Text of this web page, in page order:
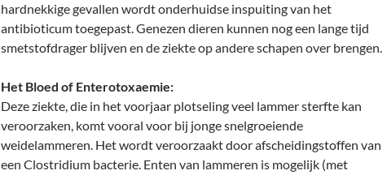
hardnekkige gevallen wordt onderhuidse inspuiting van het
antibioticum toegepast. Genezen dieren kunnen nog een lange tijd
smetstofdrager blijven en de ziekte op andere schapen over brengen.
Het Bloed of Enterotoxaemie:
Deze ziekte, die in het voorjaar plotseling veel lammer sterfte kan
veroorzaken, komt vooral voor bij jonge snelgroeiende
weidelammeren. Het wordt veroorzaakt door afscheidingstoffen van
een Clostridium bacterie. Enten van lammeren is mogelijk (met